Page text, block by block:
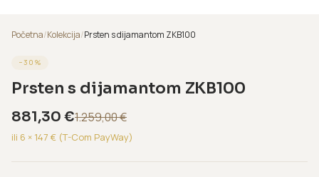
Početna/Kolekcija/Prsten s dijamantom ZKB100
−30 %
Prsten s dijamantom ZKB100
881,30 €1.259,00€
ili 6 × 147 € (T-Com PayWay)